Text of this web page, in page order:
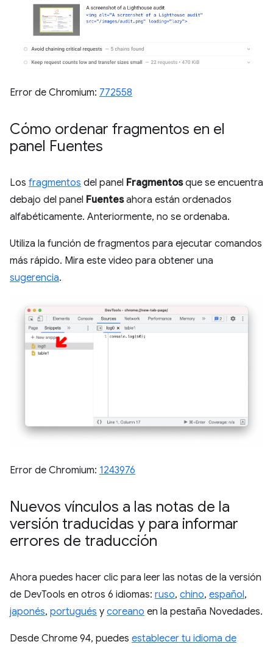
Error de Chromium: 772558
Cómo ordenar fragmentos en el
panel Fuentes
Los fragmentos del panel Fragmentosque se encuentra
debajo del panel Fuentesahora están ordenados
alfabéticamente. Anteriormente, no se ordenaba.
Utiliza la función de fragmentos para ejecutar comandos
más rápido. Mira este video para obtener una
sugerencia.
Error de Chromium: 1243976
Nuevos vínculos a las notas de la
versión traducidas y para informar
errores de traducción
Ahora puedes hacer clic para leer las notas de la versión
de DevTools en otros 6 idiomas: ruso, chino, español,
japonés, portugués y coreano en la pestaña Novedades.
Desde Chrome 94, puedes establecer tu idioma de